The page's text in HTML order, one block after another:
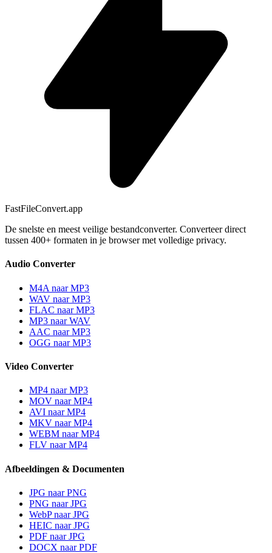
FastFileConvert.app
De snelste en meest veilige bestandconverter. Converteer direct
tussen 400+ formaten in je browser met volledige privacy.
Audio Converter
M4A naar MP3
WAV naar MP3
FLAC naar MP3
MP3 naar WAV
AAC naar MP3
OGG naar MP3
Video Converter
MP4 naar MP3
MOV naar MP4
AVI naar MP4
MKV naar MP4
WEBM naar MP4
FLV naar MP4
Afbeeldingen & Documenten
JPG naar PNG
PNG naar JPG
WebP naar JPG
HEIC naar JPG
PDF naar JPG
DOCX naar PDF